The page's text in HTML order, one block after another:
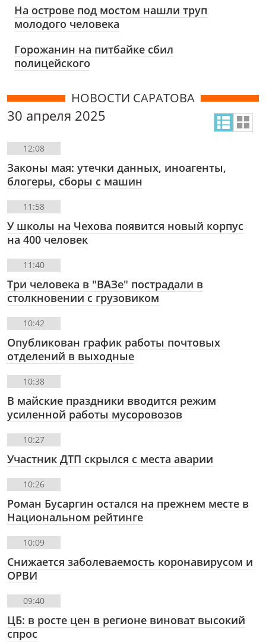
На острове под мостом нашли труп
молодого человека
Горожанин на питбайке сбил
полицейского
НОВОСТИ САРАТОВА
30 апреля 2025
12:08
Законы мая: утечки данных, иноагенты,
блогеры, сборы с машин
11:58
У школы на Чехова появится новый корпус
на 400 человек
11:40
Три человека в "ВАЗе" пострадали в
столкновении с грузовиком
10:42
Опубликован график работы почтовых
отделений в выходные
10:38
В майские праздники вводится режим
усиленной работы мусоровозов
10:27
Участник ДТП скрылся с места аварии
10:26
Роман Бусаргин остался на прежнем месте в
Национальном рейтинге
10:09
Снижается заболеваемость коронавирусом и
ОРВИ
09:40
ЦБ: в росте цен в регионе виноват высокий
спрос